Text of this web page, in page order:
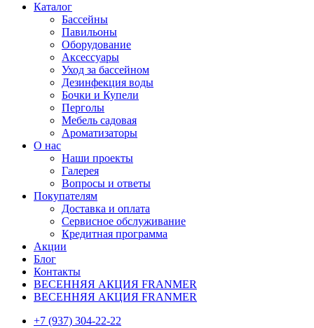
Каталог
Бассейны
Павильоны
Оборудование
Аксессуары
Уход за бассейном
Дезинфекция воды
Бочки и Купели
Перголы
Мебель садовая
Ароматизаторы
О нас
Наши проекты
Галерея
Вопросы и ответы
Покупателям
Доставка и оплата
Сервисное обслуживание
Кредитная программа
Акции
Блог
Контакты
ВЕСЕННЯЯ АКЦИЯ FRANMER
ВЕСЕННЯЯ АКЦИЯ FRANMER
+7 (937) 304-22-22